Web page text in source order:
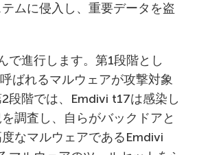
ムに侵入し、重要データを盗
で進行します。第1段階とし
ばれるマルウェアが攻撃対象
段階では、Emdivi t17は感染し
調査し、自らがバックドアと
なマルウェアであるEmdivi